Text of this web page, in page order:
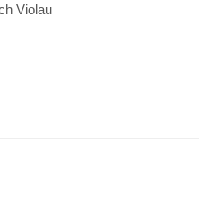
Violau